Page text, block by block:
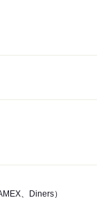
、Diners）